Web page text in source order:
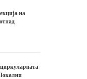
на